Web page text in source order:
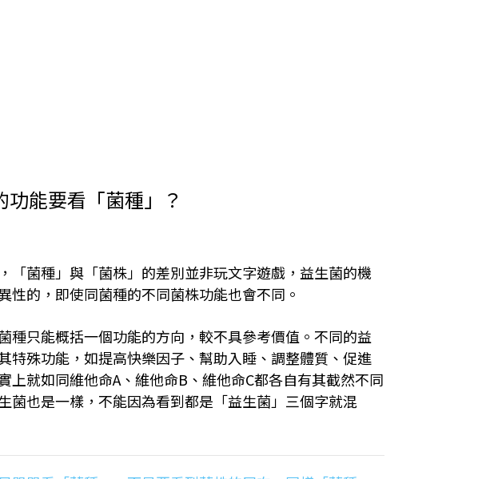
功能要看「菌種」？
「菌種」與「菌株」的差別並非玩文字遊戲，益生菌的機
性的，即使同菌種的不同菌株功能也會不同。
種只能概括一個功能的方向，較不具參考價值。不同的益
特殊功能，如提高快樂因子、幫助入睡、調整體質、促進
上就如同維他命A、維他命B、維他命C都各自有其截然不同
菌也是一樣，不能因為看到都是「益生菌」三個字就混